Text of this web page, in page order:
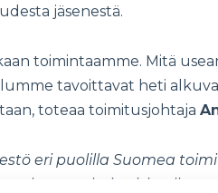
jäsenestä.
toimintaamme. Mitä
tavoittavat heti
toteaa toimitusjohtaja
eri puolilla Suomea
kuntarahoitteisia